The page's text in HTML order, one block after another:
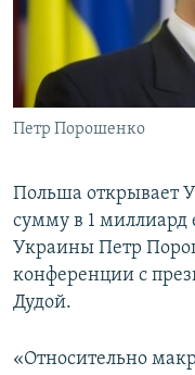
ПОБЕДИТЕЛЕЙ НЕ
КРЫМ.НЕПОКОРЕННЫЙ
ELIFBE
УКРАИНСКАЯ ПРОБЛЕМА
ПРИСОЕДИНЯЙТЕСЬ!
Петр Порошенко
Польша открывает
сумму в 1 миллиард
Украины Петр
конференции с
Дудой.
«Относительно